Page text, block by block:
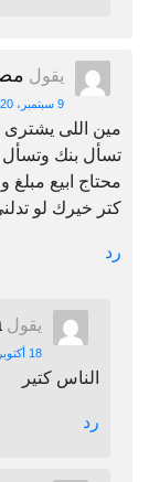
يقول
9 سبتمبر، 2020 الساعة 7:00 م
مين اللى يشترى
تسأل بنك
محتاج ابيع
كتر خيرك لو
رد
يقول
18 أكتوبر، 2021 الساعة 8:56 ص
الناس كتير
رد